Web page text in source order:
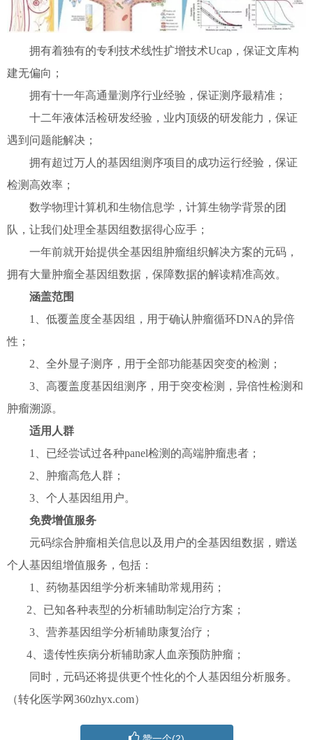
拥有着独有的专利技术线性扩增技术Ucap，保证文库构
建无偏向；
拥有十一年高通量测序行业经验，保证测序最精准；
十二年液体活检研发经验，业内顶级的研发能力，保证
遇到问题能解决；
拥有超过万人的基因组测序项目的成功运行经验，保证
检测高效率；
数学物理计算机和生物信息学，计算生物学背景的团
队，让我们处理全基因组数据得心应手；
一年前就开始提供全基因组肿瘤组织解决方案的元码，
拥有大量肿瘤全基因组数据，保障数据的解读精准高效。
涵盖范围
1、低覆盖度全基因组，用于确认肿瘤循环DNA的异倍
性；
2、全外显子测序，用于全部功能基因突变的检测；
3、高覆盖度基因组测序，用于突变检测，异倍性检测和
肿瘤溯源。
适用人群
1、已经尝试过各种panel检测的高端肿瘤患者；
2、肿瘤高危人群；
3、个人基因组用户。
免费增值服务
元码综合肿瘤相关信息以及用户的全基因组数据，赠送
个人基因组增值服务，包括：
1、药物基因组学分析来辅助常规用药；
2、已知各种表型的分析辅助制定治疗方案；
3、营养基因组学分析辅助康复治疗；
4、遗传性疾病分析辅助家人血亲预防肿瘤；
同时，元码还将提供更个性化的个人基因组分析服务。
（转化医学网360zhyx.com）